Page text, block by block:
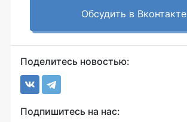
Обсудить в Вконтакте
Поделитесь новостью:
Подпишитесь на нас: